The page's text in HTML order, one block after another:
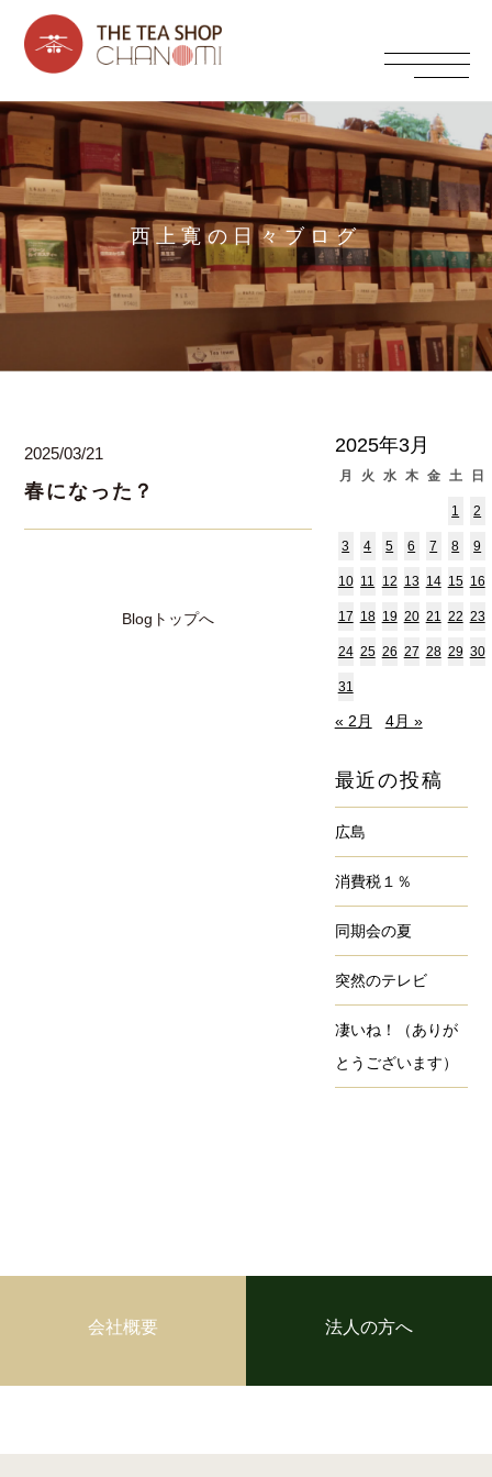
西上寛の日々ブログ
2025/03/21
春になった？
Blogトップへ
2025年3月
月 火 水 木 金 土 日
1 2
3 4 5 6 7 8 9
10 11 12 13 14 15 16
17 18 19 20 21 22 23
24 25 26 27 28 29 30
31
« 2月 4月 »
最近の投稿
広島
消費税１％
同期会の夏
突然のテレビ
凄いね！（ありが
とうございます）
会社概要 法人の方へ